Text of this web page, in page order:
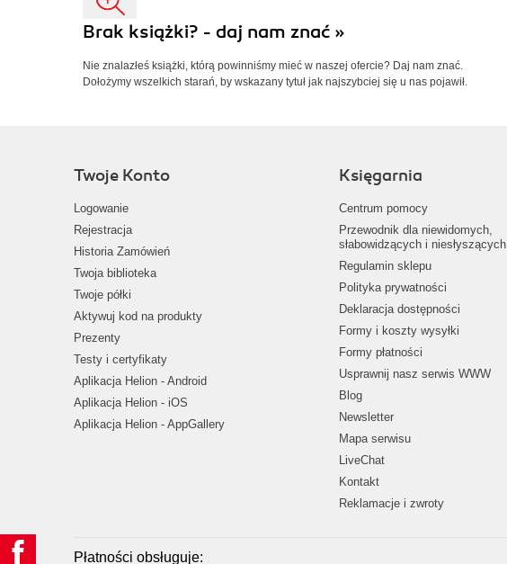
Brak książki? - daj nam znać »
Nie znalazłeś książki, którą powinniśmy mieć w naszej ofercie? Daj nam znać.
Dołożymy wszelkich starań, by wskazany tytuł jak najszybciej się u nas pojawił.
Twoje Konto
Logowanie
Rejestracja
Historia Zamówień
Twoja biblioteka
Twoje półki
Aktywuj kod na produkty
Prezenty
Testy i certyfikaty
Aplikacja Helion - Android
Aplikacja Helion - iOS
Aplikacja Helion - AppGallery
Księgarnia
Centrum pomocy
Przewodnik dla niewidomych,
słabowidzących i niesłyszących
Regulamin sklepu
Polityka prywatności
Deklaracja dostępności
Formy i koszty wysyłki
Formy płatności
Usprawnij nasz serwis WWW
Blog
Newsletter
Mapa serwisu
LiveChat
Kontakt
Reklamacje i zwroty
Płatności obsługuje: